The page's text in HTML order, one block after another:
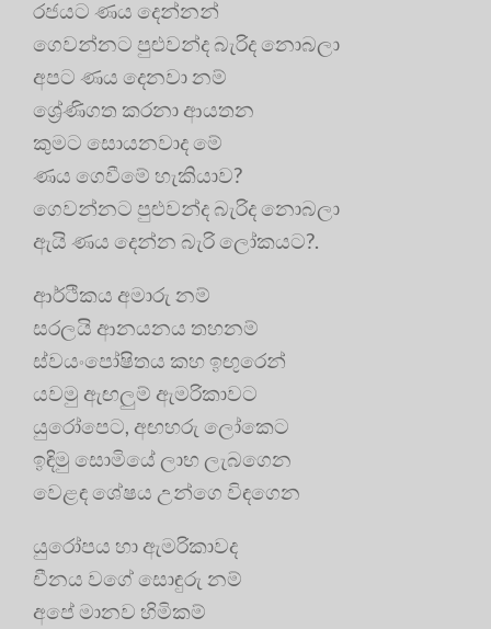
රජයට ණය දෙන්නන්
ගෙවන්නට පුළුවන්ද බැරිද නොබලා
අපට ණය දෙනවා නම්
ශ්‍රේණිගත කරනා ආයතන
කුමට සොයනවාද මේ
ණය ගෙවීමේ හැකියාව?
ගෙවන්නට පුළුවන්ද බැරිද නොබලා
ඇයි ණය දෙන්න බැරි ලෝකයට?.
ආර්ථිකය අමාරු නම්
සරලයි ආනයනය තහනම්
ස්වයංපෝෂිතය කහ ඉඟුරෙන්
යවමු ඇඟලුම් ඇමරිකාවට
යුරෝපෙට, අඟහරු ලෝකෙට
ඉඳිමු සොමියේ ලාභ ලැබගෙන
වෙළඳ ශේෂය උන්ගෙ විඳගෙන
යුරෝපය හා ඇමරිකාවද
චීනය වගේ සොඳුරු නම්
අපේ මානව හිමිකම්